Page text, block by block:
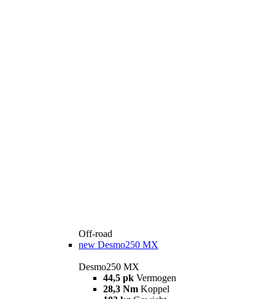
Off-road
new Desmo250 MX
Desmo250 MX
44,5 pk Vermogen
28,3 Nm Koppel